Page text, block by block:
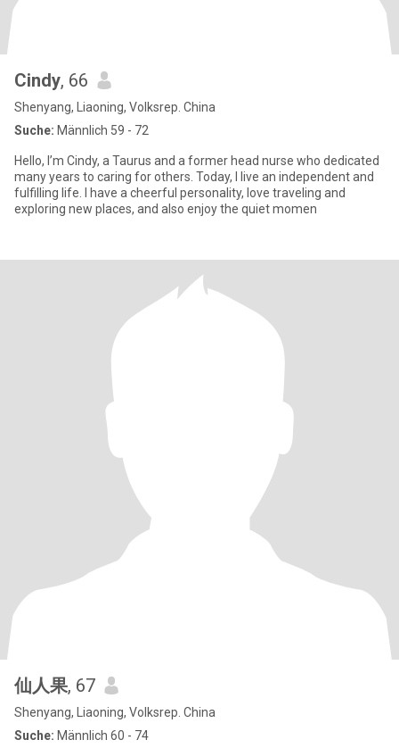
Cindy, 66
Shenyang, Liaoning, Volksrep. China
Suche: Männlich 59 - 72
Hello, I’m Cindy, a Taurus and a former head nurse who dedicated
many years to caring for others. Today, I live an independent and
fulfilling life. I have a cheerful personality, love traveling and
exploring new places, and also enjoy the quiet momen
仙人果, 67
Shenyang, Liaoning, Volksrep. China
Suche: Männlich 60 - 74